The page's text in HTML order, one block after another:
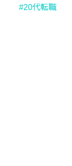
20代転職